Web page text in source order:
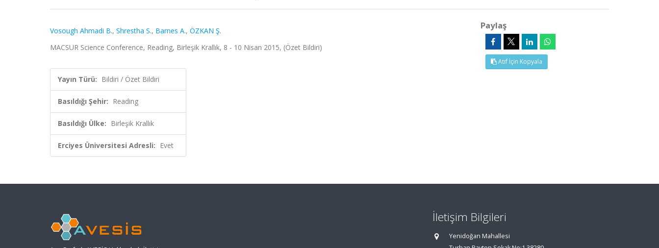
Vosough Ahmadi B., Shrestha S., Barnes A., ÖZKAN Ş.
MACSUR Science Conference, Reading, Birleşik Krallık, 8 - 10 Nisan 2015, (Özet Bildiri)
Yayın Türü: Bildiri / Özet Bildiri
Basıldığı Şehir: Reading
Basıldığı Ülke: Birleşik Krallık
Erciyes Üniversitesi Adresli: Evet
Paylaş
Atıf İçin Kopyala
İletişim Bilgileri
Yenidoğan Mahallesi